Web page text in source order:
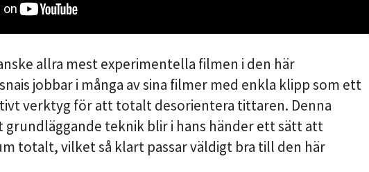
allra mest experimentella filmen i den här
jobbar i många av sina filmer med enkla klipp som ett
verktyg för att totalt desorientera tittaren. Denna
teknik blir i hans händer ett sätt att
totalt, vilket så klart passar väldigt bra till den här